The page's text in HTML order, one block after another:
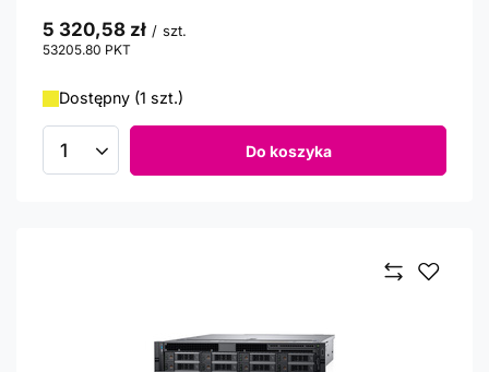
5 320,58 zł / szt.
53205.80 PKT
Dostępny (1 szt.)
Ilość produktów Do koszyka